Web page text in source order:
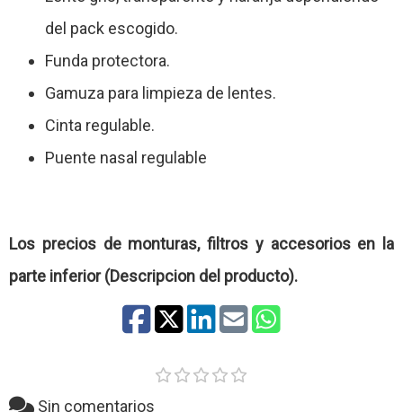
del pack escogido.
Funda protectora.
Gamuza para limpieza de lentes.
Cinta regulable.
Puente nasal regulable
Los precios de monturas, filtros y accesorios en la
parte inferior (Descripcion del producto).
Sin comentarios